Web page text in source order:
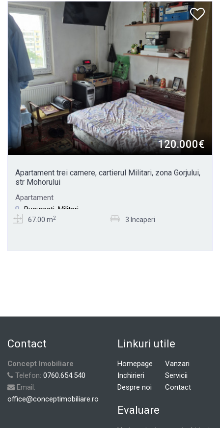
120.000€
Apartament trei camere, cartierul Militari, zona Gorjului,
str Mohorului
Apartament
Bucuresti, Militari
67.00 m2 3 Incaperi
Contact
Concept Imobiliare
Telefon: 0760.654.540
Email:
office@conceptimobiliare.ro
Linkuri utile
Homepage
Vanzari
Inchirieri
Servicii
Despre noi
Contact
Evaluare